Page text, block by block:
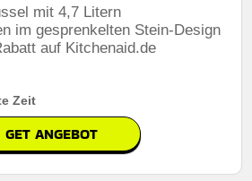
mit 4,7 Litern
im gesprenkelten Stein-Design
auf Kitchenaid.de
Zeit
GET ANGEBOT